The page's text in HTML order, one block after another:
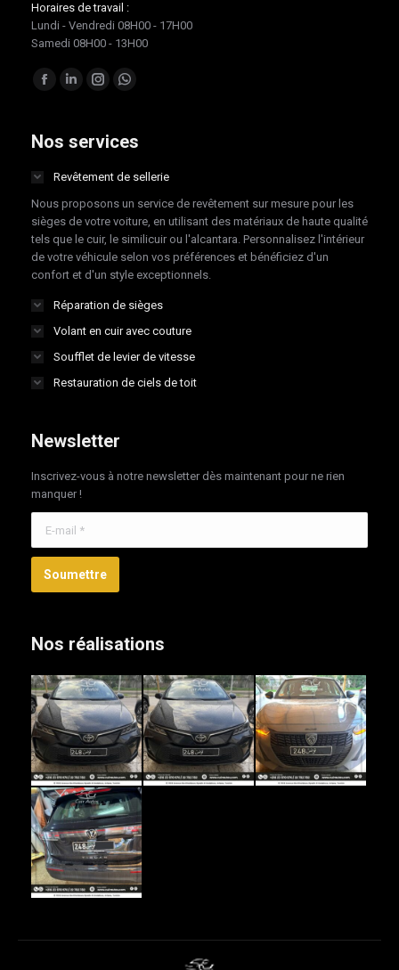
Horaires de travail :
Lundi - Vendredi 08H00 - 17H00
Samedi 08H00 - 13H00
Trouvez nous sur :
Facebook
opens
new
window
LinkedIn
opens
new
window
Instagram
opens
new
window
Whatsapp
opens
new
window
Nos services
Revêtement de sellerie
Nous proposons un service de revêtement sur mesure pour les
sièges de votre voiture, en utilisant des matériaux de haute qualité
tels que le cuir, le similicuir ou l'alcantara. Personnalisez l'intérieur
de votre véhicule selon vos préférences et bénéficiez d'un
confort et d'un style exceptionnels.
Réparation de sièges
Volant en cuir avec couture
Soufflet de levier de vitesse
Restauration de ciels de toit
Newsletter
Inscrivez-vous à notre newsletter dès maintenant pour ne rien
manquer !
Soumettre
Nos réalisations